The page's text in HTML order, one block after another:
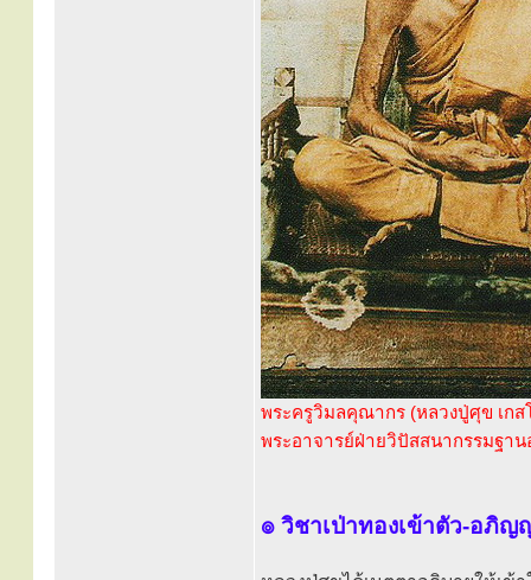
พระครูวิมลคุณากร (หลวงปู่ศุข เก
พระอาจารย์ฝ่ายวิปัสสนากรรมฐา
๏ วิชาเป่าทองเข้าตัว-อภิ